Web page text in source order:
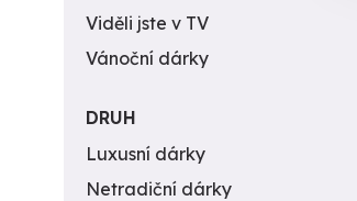
Viděli jste v TV
Vánoční dárky
DRUH
Luxusní dárky
Netradiční dárky